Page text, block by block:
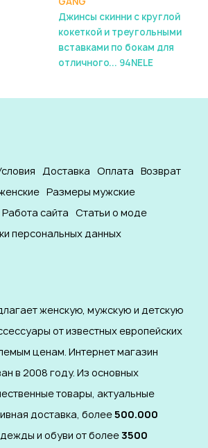
Джинсы скинни с круглой
кокеткой и треугольными
вставками по бокам для
отличного... 94NELE
Доставка Оплата Возврат
Размеры мужские
Работа сайта Статьи о моде
персональных данных
женскую, мужскую и детскую
от известных европейских
ценам. Интернет магазин
в 2008 году. Из основных
товары, актуальные
доставка, более500.000
и обуви от более3500